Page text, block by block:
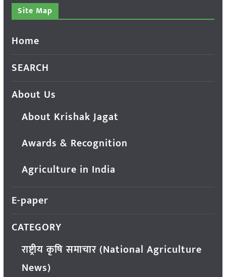
Site Map
Home
SEARCH
About Us
About Krishak Jagat
Awards & Recognition
Agriculture in India
E-paper
CATEGORY
राष्ट्रीय कृषि समाचार (National Agriculture
News)